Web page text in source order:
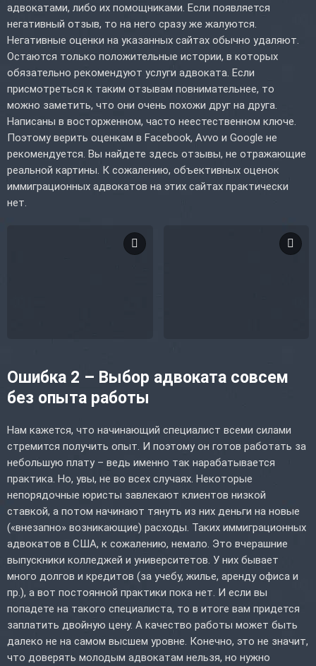
адвокатами, либо их помощниками. Если появляется
негативный отзыв, то на него сразу же жалуются.
Негативные оценки на указанных сайтах обычно удаляют.
Остаются только положительные истории, в которых
обязательно рекомендуют услуги адвоката. Если
присмотреться к таким отзывам повнимательнее, то
можно заметить, что они очень похожи друг на друга.
Написаны в восторженном, часто неестественном ключе.
Поэтому верить оценкам в Facebook, Avvo и Google не
рекомендуется. Вы найдете здесь отзывы, не отражающие
реальной картины. К сожалению, объективных оценок
иммиграционных адвокатов на этих сайтах практически
нет.
Ошибка 2 – Выбор адвоката совсем
без опыта работы
Нам кажется, что начинающий специалист всеми силами
стремится получить опыт. И поэтому он готов работать за
небольшую плату – ведь именно так нарабатывается
практика. Но, увы, не во всех случаях. Некоторые
непорядочные юристы завлекают клиентов низкой
ставкой, а потом начинают тянуть из них деньги на новые
(«внезапно» возникающие) расходы. Таких иммиграционных
адвокатов в США, к сожалению, немало. Это вчерашние
выпускники колледжей и университетов. У них бывает
много долгов и кредитов (за учебу, жилье, аренду офиса и
пр.), а вот постоянной практики пока нет. И если вы
попадете на такого специалиста, то в итоге вам придется
заплатить двойную цену. А качество работы может быть
далеко не на самом высшем уровне. Конечно, это не значит,
что доверять молодым адвокатам нельзя, но нужно